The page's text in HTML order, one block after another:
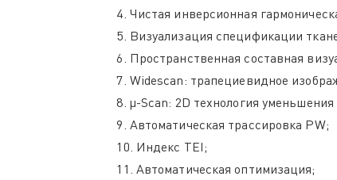
4. Чистая инверсионная
5. Визуализация спецификации
6. Пространственная составная
7. Widescan: трапециевидное
8. μ-Scan: 2D технология уменьшения
9. Автоматическая трассировка PW;
10. Индекс TEI;
11. Автоматическая оптимизация;